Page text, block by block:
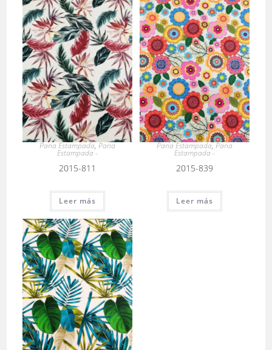
Pana Estampada,Pana
Estampada -
2015-811
Leer más
Pana Estampada,Pana
Estampada -
2015-839
Leer más